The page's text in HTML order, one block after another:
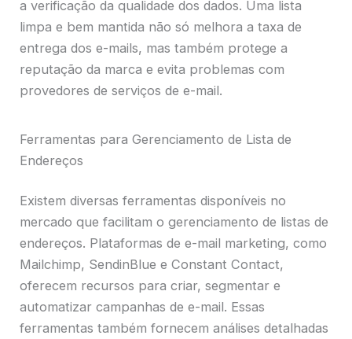
a verificação da qualidade dos dados. Uma lista
limpa e bem mantida não só melhora a taxa de
entrega dos e-mails, mas também protege a
reputação da marca e evita problemas com
provedores de serviços de e-mail.
Ferramentas para Gerenciamento de Lista de
Endereços
Existem diversas ferramentas disponíveis no
mercado que facilitam o gerenciamento de listas de
endereços. Plataformas de e-mail marketing, como
Mailchimp, SendinBlue e Constant Contact,
oferecem recursos para criar, segmentar e
automatizar campanhas de e-mail. Essas
ferramentas também fornecem análises detalhadas